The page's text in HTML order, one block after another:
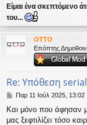
Είμαι ένα σκεπτόμενο
του...
OTTO
Επόπτης
Re: Υπόθεση
Δ
μ
ο
Παρ 11 Ιούλ 2025, 13:02
Και μόνο που άφησαν
μας ξεφτιλίζει τόσο